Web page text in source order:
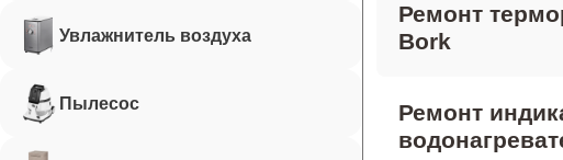
Увлажнитель воздуха
Пылесос
Ремонт
Bork
Ремонт